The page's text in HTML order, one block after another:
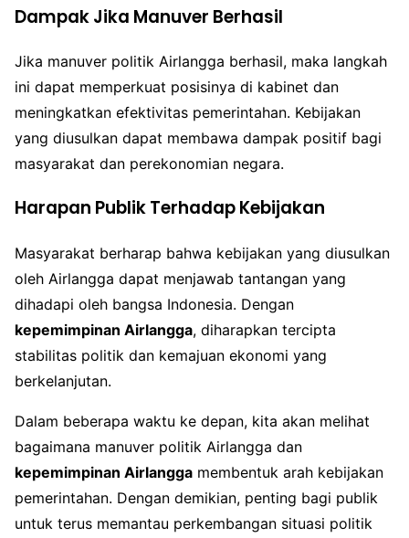
Dampak Jika Manuver Berhasil
Jika manuver politik Airlangga berhasil, maka langkah
ini dapat memperkuat posisinya di kabinet dan
meningkatkan efektivitas pemerintahan. Kebijakan
yang diusulkan dapat membawa dampak positif bagi
masyarakat dan perekonomian negara.
Harapan Publik Terhadap Kebijakan
Masyarakat berharap bahwa kebijakan yang diusulkan
oleh Airlangga dapat menjawab tantangan yang
dihadapi oleh bangsa Indonesia. Dengan
kepemimpinan Airlangga, diharapkan tercipta
stabilitas politik dan kemajuan ekonomi yang
berkelanjutan.
Dalam beberapa waktu ke depan, kita akan melihat
bagaimana manuver politik Airlangga dan
kepemimpinan Airlangga membentuk arah kebijakan
pemerintahan. Dengan demikian, penting bagi publik
untuk terus memantau perkembangan situasi politik